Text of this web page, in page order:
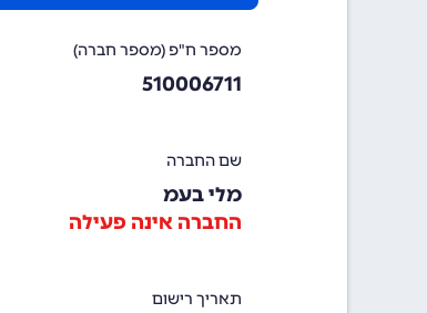
מספר ח"פ (מספר חברה)
510006711
שם החברה
מלי בעמ
החברה אינה פעילה
תאריך רישום